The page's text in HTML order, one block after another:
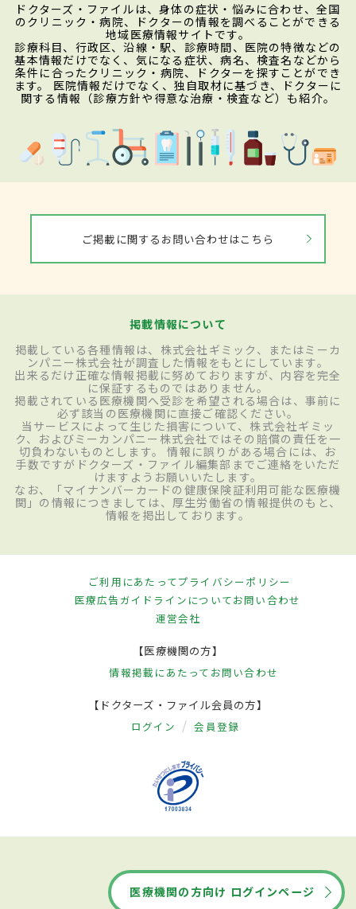
ドクターズ・ファイルは、身体の症状・悩みに合わせ、全国
のクリニック・病院、ドクターの情報を調べることができる
地域医療情報サイトです。
診療科目、行政区、沿線・駅、診療時間、医院の特徴などの
基本情報だけでなく、気になる症状、病名、検査名などから
条件に合ったクリニック・病院、ドクターを探すことができ
ます。 医院情報だけでなく、独自取材に基づき、ドクターに
関する情報（診療方針や得意な治療・検査など）も紹介。
ご掲載に関するお問い合わせはこちら
掲載情報について
掲載している各種情報は、株式会社ギミック、またはミーカ
ンパニー株式会社が調査した情報をもとにしています。
出来るだけ正確な情報掲載に努めておりますが、内容を完全
に保証するものではありません。
掲載されている医療機関へ受診を希望される場合は、事前に
必ず該当の医療機関に直接ご確認ください。
当サービスによって生じた損害について、株式会社ギミッ
ク、およびミーカンパニー株式会社ではその賠償の責任を一
切負わないものとします。 情報に誤りがある場合には、お
手数ですがドクターズ・ファイル編集部までご連絡をいただ
けますようお願いいたします。
なお、「マイナンバーカードの健康保険証利用可能な医療機
関」の情報につきましては、厚生労働省の情報提供のもと、
情報を掲出しております。
ご利用にあたってプライバシーポリシー
医療広告ガイドラインについてお問い合わせ
運営会社
【医療機関の方】
情報掲載にあたって お問い合わせ
【ドクターズ・ファイル会員の方】
ログイン 会員登録
医療機関の方向け ログインページ